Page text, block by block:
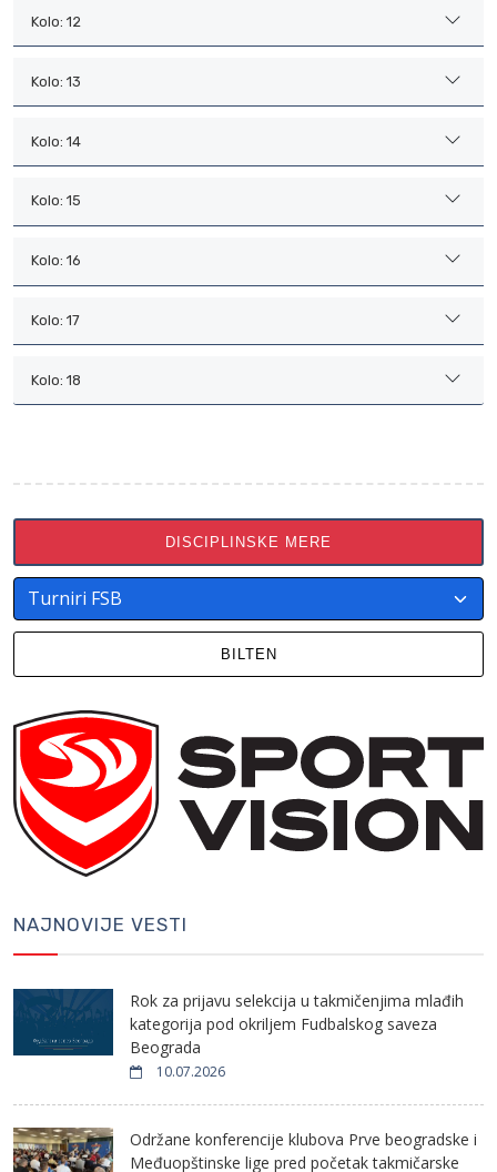
Kolo: 12
Kolo: 13
Kolo: 14
Kolo: 15
Kolo: 16
Kolo: 17
Kolo: 18
DISCIPLINSKE MERE
BILTEN
NAJNOVIJE VESTI
Rok za prijavu selekcija u takmičenjima mlađih
kategorija pod okriljem Fudbalskog saveza
Beograda
10.07.2026
Održane konferencije klubova Prve beogradske i
Međuopštinske lige pred početak takmičarske